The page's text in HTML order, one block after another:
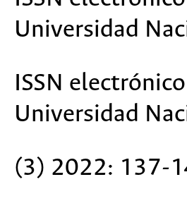
Universidad
ISSN
Universidad
(3) 2022: 137-